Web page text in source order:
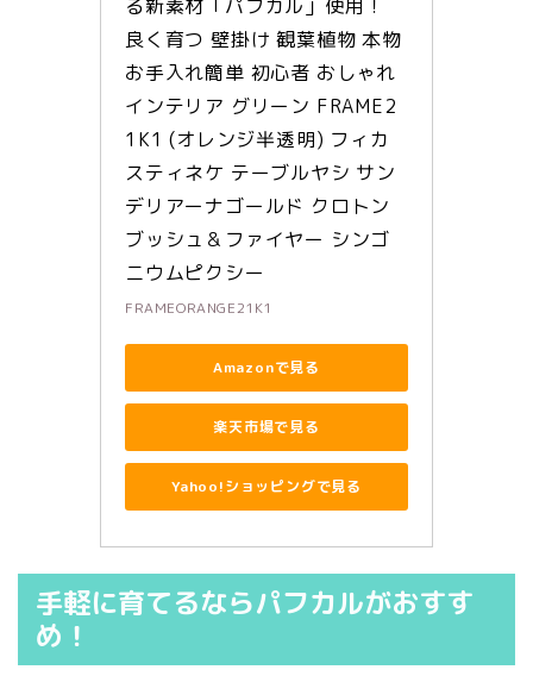
る新素材「パフカル」使用！
良く育つ 壁掛け 観葉植物 本物
お手入れ簡単 初心者 おしゃれ
インテリア グリーン FRAME2
1K1 (オレンジ半透明) フィカ
スティネケ テーブルヤシ サン
デリアーナゴールド クロトン
ブッシュ＆ファイヤー シンゴ
ニウムピクシー
FRAMEORANGE21K1
Amazonで見る
楽天市場で見る
Yahoo!ショッピングで見る
手軽に育てるならパフカルがおすす
め！